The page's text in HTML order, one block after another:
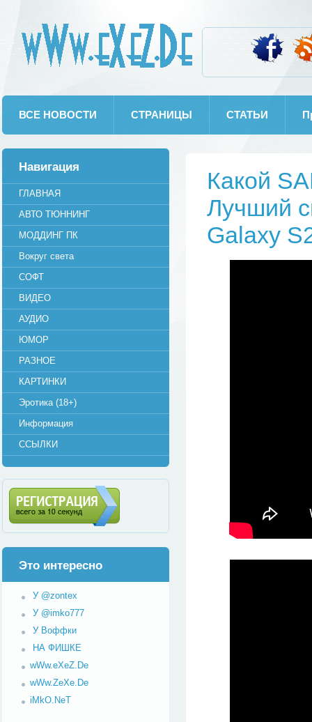
ВСЕ НОВОСТИ СТРАНИЦЫ СТАТЬИ
Какой
Лучший
Galaxy
Навигация
ГЛАВНАЯ
АВТО ТЮННИНГ
МОДДИНГ ПК
Вокруг света
СОФТ
ВИДЕО
АУДИО
ЮМОР
РАЗНОЕ
КАРТИНКИ
Эротика (18+)
Информация
ССЫЛКИ
Регистрация (всего за 10
Это интересно
У @zontex
У @imko777
У Воффки
НА ФИШКЕ
wWw.eXeZ.De
wWw.ZeXe.De
iMkO.NeT